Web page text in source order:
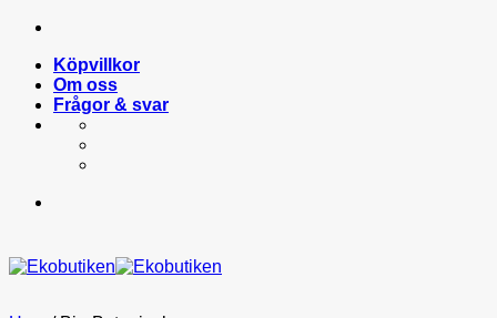
Skip
contentKöpvillkor
Om oss
Frågor & svar